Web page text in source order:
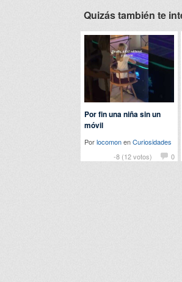
Quizás también te
-8 (12 votos) 0
Por fin una niña sin un
móvil
PorlocomonenCuriosidades